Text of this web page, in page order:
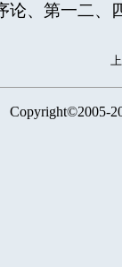
论、第一二
Copyright©2005-